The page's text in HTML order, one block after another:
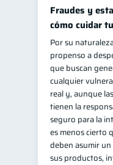
Doble sueldo
Gasto
información
Fraudes y
cómo cuidar
Por su
propenso a
que buscan
cualquier
real y, aunque
tienen la
seguro para la
es menos cierto
deben asumir
sus productos,